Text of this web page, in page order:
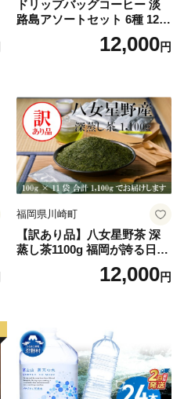
ドリップバッグコーヒー 淡
路島アソートセット 6種 120
袋 飲み比べ コーヒー
12,000円
福岡県川崎町
【訳あり品】八女星野茶 深
蒸し茶1100g 福岡が誇る日本
茶_ 訳アリ 常温 お茶 茶袋 常
備品 おちゃ ocha 茶葉 緑茶
小分け お土産 お取り寄せ グ
ルメ 福岡 九州 福岡県 国産
日本 ふかむし茶 ふかむし 家
庭用 自宅用 ちゃ りょくちゃ
12,000円